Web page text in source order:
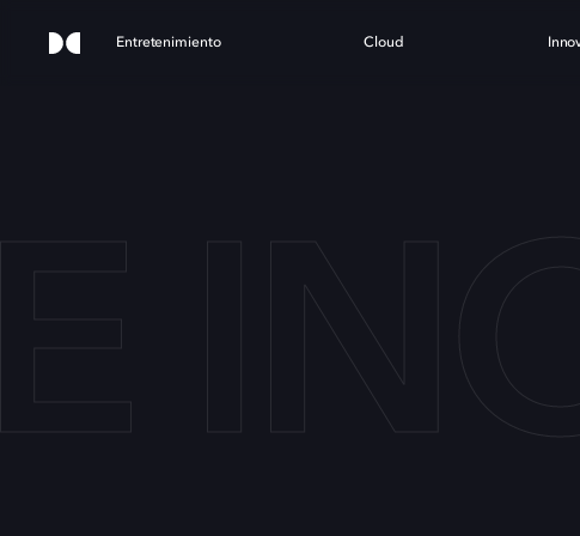
Entretenimiento Cloud